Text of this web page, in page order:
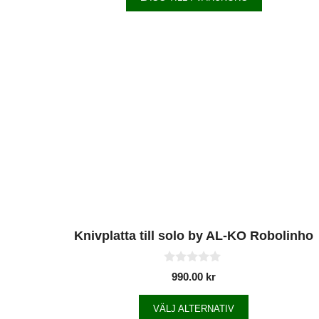
Knivplatta till solo by AL-KO Robolinho
v
5
990.00 kr
VÄLJ ALTERNATIV